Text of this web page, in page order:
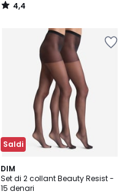
4,4
/
Saldi
DIM
Set di 2 collant Beauty Resist -
15 denari
3,9
/ 5
3
Colori